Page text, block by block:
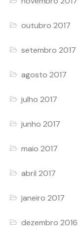
outubro 2017
setembro 2017
agosto 2017
julho 2017
junho 2017
maio 2017
abril 2017
janeiro 2017
dezembro 2016